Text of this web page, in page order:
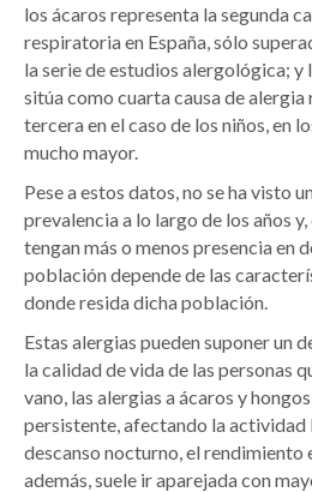
los ácaros representa la segunda
respiratoria en España, sólo
la serie de estudios alergológica; y
sitúa como cuarta causa de
tercera en el caso de los niños, en
mucho mayor.
Pese a estos datos, no se ha visto
prevalencia a lo largo de los años
tengan más o menos presencia en
población depende de las
donde resida dicha población.
Estas alergias pueden suponer un
la calidad de vida de las personas
vano, las alergias a ácaros y
persistente, afectando la actividad
descanso nocturno, el rendimiento
además, suele ir aparejada con